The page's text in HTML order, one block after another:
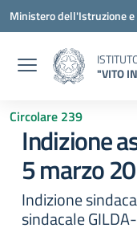
Vai ai contenuti
Vai al menu di navigazione
Vai al footer
Ministero dell'Istruzione
"VITO
Circolare 239
Indizione
5 marzo
Indizione
sindacale